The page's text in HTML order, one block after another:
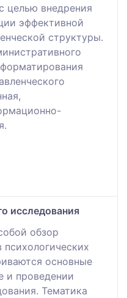
целью внедрения
эффективной
структуры.
исследования
обзор
основные
и проведении
Тематика